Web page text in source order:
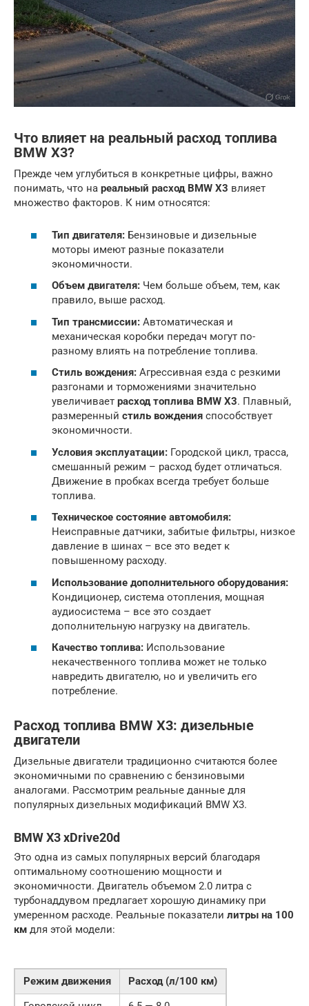
Что влияет на реальный расход топлива
BMW X3?
Прежде чем углубиться в конкретные цифры, важно
понимать, что на реальный расход BMW X3 влияет
множество факторов. К ним относятся:
Тип двигателя: Бензиновые и дизельные
моторы имеют разные показатели
экономичности.
Объем двигателя: Чем больше объем, тем, как
правило, выше расход.
Тип трансмиссии: Автоматическая и
механическая коробки передач могут по-
разному влиять на потребление топлива.
Стиль вождения: Агрессивная езда с резкими
разгонами и торможениями значительно
увеличивает расход топлива BMW X3. Плавный,
размеренный стиль вождения способствует
экономичности.
Условия эксплуатации: Городской цикл, трасса,
смешанный режим – расход будет отличаться.
Движение в пробках всегда требует больше
топлива.
Техническое состояние автомобиля:
Неисправные датчики, забитые фильтры, низкое
давление в шинах – все это ведет к
повышенному расходу.
Использование дополнительного оборудования:
Кондиционер, система отопления, мощная
аудиосистема – все это создает
дополнительную нагрузку на двигатель.
Качество топлива: Использование
некачественного топлива может не только
навредить двигателю, но и увеличить его
потребление.
Расход топлива BMW X3: дизельные
двигатели
Дизельные двигатели традиционно считаются более
экономичными по сравнению с бензиновыми
аналогами. Рассмотрим реальные данные для
популярных дизельных модификаций BMW X3.
BMW X3 xDrive20d
Это одна из самых популярных версий благодаря
оптимальному соотношению мощности и
экономичности. Двигатель объемом 2.0 литра с
турбонаддувом предлагает хорошую динамику при
умеренном расходе. Реальные показатели литры на 100
км для этой модели:
Режим движения
Расход (л/100 км)